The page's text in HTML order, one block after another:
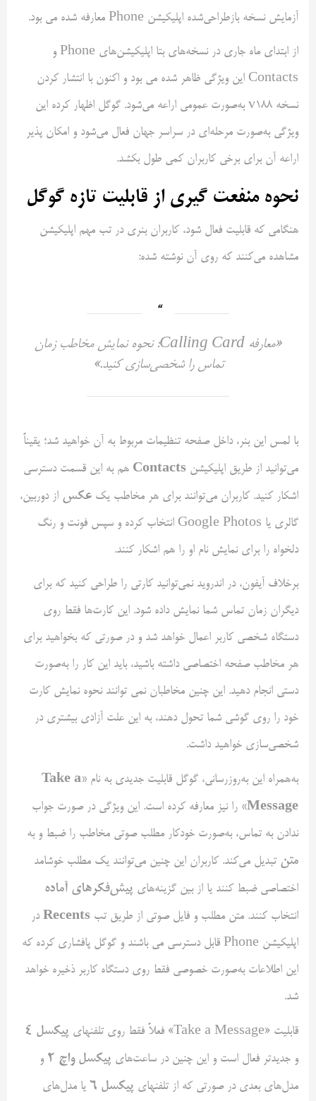
آزمایش نسخه بازطراحی‌شده اپلیکیشن Phone معارفه شده می بود.
از ابتدای ماه جاری در نسخه‌های بتا اپلیکیشن‌های Phone و
Contacts این ویژگی ظاهر شده می بود و اکنون با انتشار کردن
نسخه v188 به‌صورت عمومی اراعه می‌شود. گوگل اظهار کرده این
ویژگی به‌صورت مرحله‌ای در سراسر جهان فعال می‌شود و امکان پذیر
اراعه آن برای برخی کاربران کمی طول بکشد.
نحوه منفعت گیری از قابلیت تازه گوگل
هنگامی که قابلیت فعال شود، کاربران بنری در تب مهم اپلیکیشن
مشاهده می‌کنند که روی آن نوشته شده:
«معارفه Calling Card: نحوه نمایش مخاطب زمان
تماس را شخصی‌سازی کنید.»
با لمس این بنر، داخل صفحه تنظیمات مربوط به آن خواهید شد؛ یقیناً
می‌توانید از طریق اپلیکیشن Contacts هم به این قسمت دسترسی
اشکار کنید. کاربران می‌توانند برای هر مخاطب یک عکس از دوربین،
گالری یا Google Photos انتخاب کرده و سپس فونت و رنگ
دلخواه را برای نمایش نام او را هم اشکار کنند.
برخلاف آیفون، در اندروید نمی‌توانید کارتی را طراحی کنید که برای
دیگران زمان تماس شما نمایش داده شود. این کارت‌ها فقط روی
دستگاه شخصی کاربر اعمال خواهد شد و در صورتی که بخواهید برای
هر مخاطب صفحه اختصاصی داشته باشید، باید این کار را به‌صورت
دستی انجام دهید. این چنین مخاطبان نمی توانند نحوه نمایش کارت
خود را روی گوشی شما تحول دهند، به این علت آزادی بیشتری در
شخصی‌سازی خواهید داشت.
به‌همراه این به‌روزرسانی، گوگل قابلیت جدیدی به نام
«Take a
Message»
را نیز معارفه کرده است. این ویژگی در صورت جواب
ندادن به تماس، به‌صورت خودکار مطلب صوتی مخاطب را ضبط و به
متن تبدیل می‌کند. کاربران این چنین می‌توانند یک مطلب خوشامد
اختصاصی ضبط کنند یا از بین گزینه‌های پیش‌فکر‌های آماده
انتخاب کنند. متن مطلب و فایل صوتی از طریق تب Recents در
اپلیکیشن Phone قابل دسترسی می باشند و گوگل پافشاری کرده که
این اطلاعات به‌صورت خصوصی فقط روی دستگاه کاربر ذخیره خواهد
شد.
قابلیت «Take a Message» فعلاً فقط روی تلفنهای
پیکسل 4
و جدیدتر فعال است و این چنین در ساعت‌های پیکسل واچ 2
و
مدل‌های بعدی در صورتی که از تلفنهای پیکسل 6
یا مدل‌های